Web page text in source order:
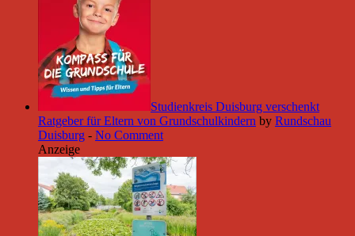
Studienkreis Duisburg verschenkt
Ratgeber für Eltern von Grundschulkindern by Rundschau
Duisburg - No Comment
Anzeige